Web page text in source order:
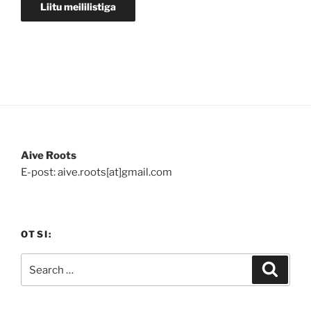
Aive Roots
E-post: aive.roots[at]gmail.com
OTSI:
for: